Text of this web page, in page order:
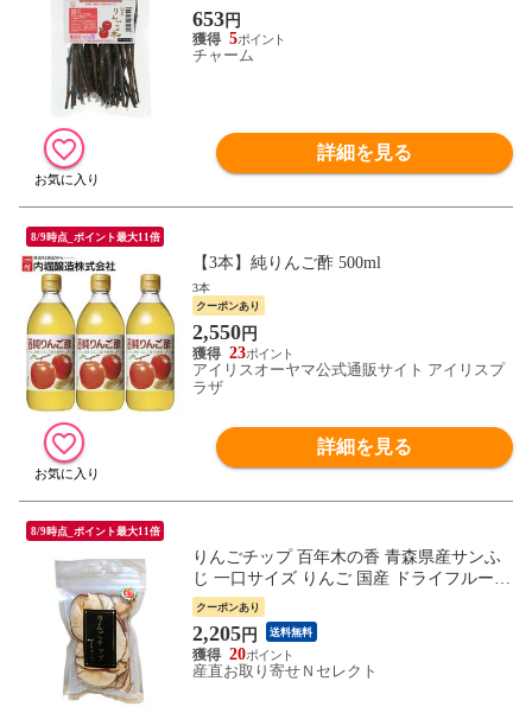
ムスター チンチラ 関東当日便
653円
5
チャーム
詳細を見る
8/9時点_ポイント最大11倍
【3本】純りんご酢 500ml
3本
クーポンあり
2,550円
23
アイリスオーヤマ公式通販サイト アイリスプ
ラザ
詳細を見る
8/9時点_ポイント最大11倍
りんごチップ 百年木の香 青森県産サンふ
じ 一口サイズ りんご 国産 ドライフルーツ
アップル 青森 スナック菓子 おやつ おつま
み チップス
クーポンあり
2,205円 送料無料
20
産直お取り寄せＮセレクト